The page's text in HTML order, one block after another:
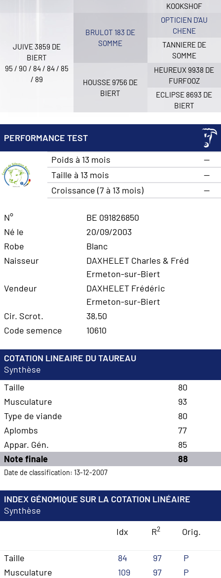
KOOKSHOF
JUIVE 3859 DE
BIERT
95 / 90 / 84 / 84 / 85
/ 89
BRULOT 183 DE
SOMME
HOUSSE 9756 DE
BIERT
OPTICIEN D’AU
CHENE
TANNIERE DE
SOMME
HEUREUX 9938 DE
FURFOOZ
ECLIPSE 8693 DE
BIERT
PERFORMANCE TEST
Poids à 13 mois
—
Taille à 13 mois
—
Croissance (7 à 13 mois)
—
N°
BE 091826850
Né le
20/09/2003
Robe
Blanc
Naisseur
DAXHELET Charles & Fréd
Ermeton-sur-Biert
Vendeur
DAXHELET Frédéric
Ermeton-sur-Biert
Cir. Scrot.
38,50
Code semence
10610
COTATION LINEAIRE DU TAUREAU
Synthèse
Taille
80
Musculature
93
Type de viande
80
Aplombs
77
Appar. Gén.
85
Note finale
88
Date de classification: 13-12-2007
INDEX GÉNOMIQUE SUR LA COTATION LINÉAIRE
Synthèse
Idx
R2 Orig.
Taille 84 97
P
Musculature
109 97
P